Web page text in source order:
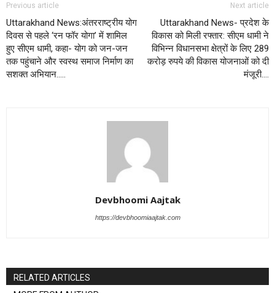
Previous article
Uttarakhand News:अंतरराष्ट्रीय योग
दिवस से पहले ‘रन फॉर योगा’ में शामिल
हुए सीएम धामी, कहा- योग को जन-जन
तक पहुंचाने और स्वस्थ समाज निर्माण का
सशक्त अभियान…..
Next article
Uttarakhand News- प्रदेश के
विकास को मिली रफ्तार: सीएम धामी ने
विभिन्न विधानसभा क्षेत्रों के लिए 289
करोड़ रुपये की विकास योजनाओं को दी
मंजूरी….
Devbhoomi Aajtak
https://devbhoomiaajtak.com
RELATED ARTICLES